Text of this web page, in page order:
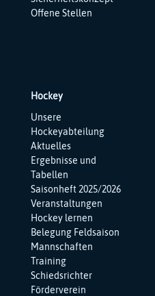
Offene Stellen
Hockey
Navigation
überspringen
Unsere
Hockeyabteilung
Aktuelles
Ergebnisse und
Tabellen
Saisonheft 2025/2026
Veranstaltungen
Hockey lernen
Belegung Feldsaison
Mannschaften
Training
Schiedsrichter
Förderverein